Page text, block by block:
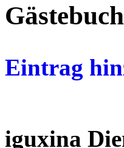
Gästebuch
Eintrag
iguxina